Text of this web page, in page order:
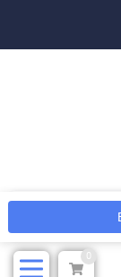
0
Мы используем